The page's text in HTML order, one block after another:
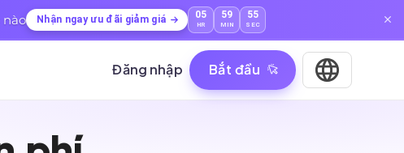
Nhận ngay ưu đãi giảm giá 05
HR
59
MIN
54
SEC
Đăng nhập Bắt đầu